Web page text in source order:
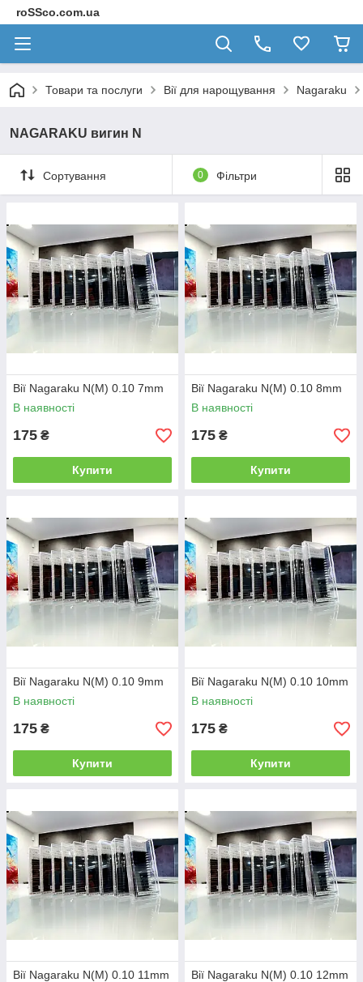
roSSco.com.ua
Товари та послуги Вії для нарощування Nagaraku
NAGARAKU вигин N
Сортування 0 Фільтри
Вії Nagaraku N(M) 0.10 7mm
В наявності
175 ₴
Купити
Вії Nagaraku N(M) 0.10 8mm
В наявності
175 ₴
Купити
Вії Nagaraku N(M) 0.10 9mm
В наявності
175 ₴
Купити
Вії Nagaraku N(M) 0.10 10mm
В наявності
175 ₴
Купити
Вії Nagaraku N(M) 0.10 11mm
Вії Nagaraku N(M) 0.10 12mm